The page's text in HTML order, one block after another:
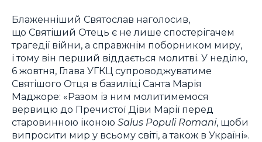
Блаженніший Святослав наголосив,
що Святіший Отець є не лише спостерігачем
трагедії війни, а справжнім поборником миру,
і тому він перший віддається молитві. У неділю,
6 жовтня, Глава УГКЦ супроводжуватиме
Святішого Отця в базиліці Санта Марія
Маджоре: «Разом із ним молитимемося
вервицю до Пречистої Діви Марії перед
старовинною іконою Salus Populi Romani, щоби
випросити мир у всьому світі, а також в Україні».